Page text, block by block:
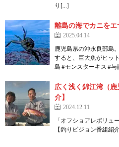
り[…]
離島の海でカニをエ
2025.04.14
鹿児島県の沖永良部島
すると、巨大魚がヒッ
島 #モンスターキス #
広く浅く錦江湾（
介】
2024.12.11
「オフショアレボリュ
【釣りビジョン番組紹